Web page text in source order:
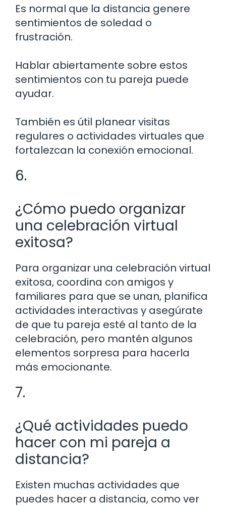
Es normal que la distancia genere
sentimientos de soledad o
frustración.
Hablar abiertamente sobre estos
sentimientos con tu pareja puede
ayudar.
También es útil planear visitas
regulares o actividades virtuales que
fortalezcan la conexión emocional.
6.
¿Cómo puedo organizar
una celebración virtual
exitosa?
Para organizar una celebración virtual
exitosa, coordina con amigos y
familiares para que se unan, planifica
actividades interactivas y asegúrate
de que tu pareja esté al tanto de la
celebración, pero mantén algunos
elementos sorpresa para hacerla
más emocionante.
7.
¿Qué actividades puedo
hacer con mi pareja a
distancia?
Existen muchas actividades que
puedes hacer a distancia, como ver